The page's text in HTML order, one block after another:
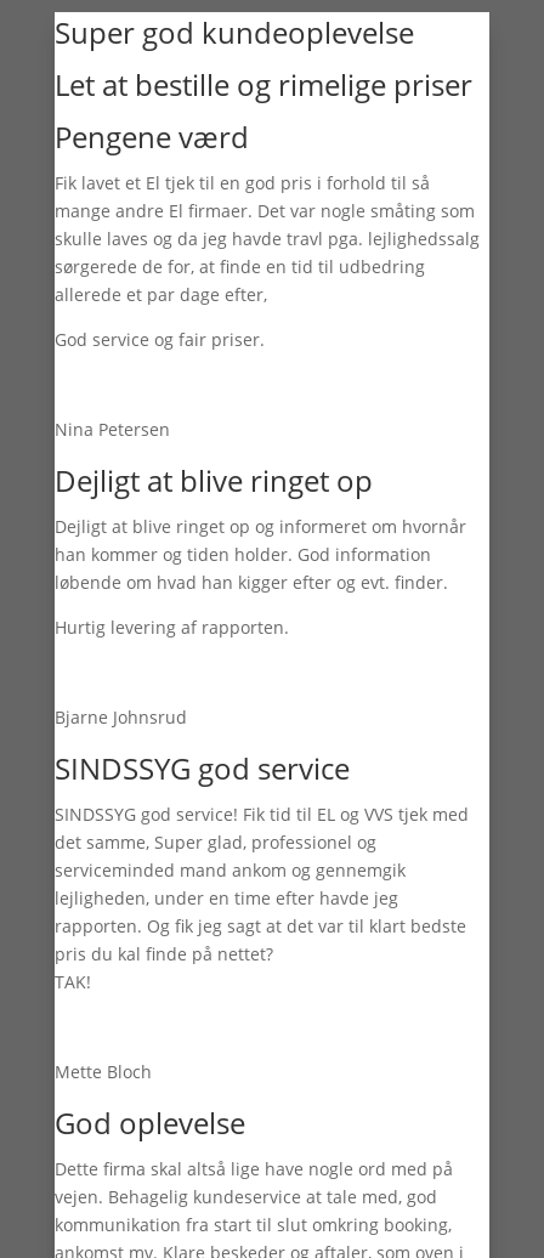
Super god kundeoplevelse
Let at bestille og rimelige priser
Pengene værd
Fik lavet et El tjek til en god pris i forhold til så
mange andre El firmaer. Det var nogle småting som
skulle laves og da jeg havde travl pga. lejlighedssalg
sørgerede de for, at finde en tid til udbedring
allerede et par dage efter,
God service og fair priser.
Nina Petersen
Dejligt at blive ringet op
Dejligt at blive ringet op og informeret om hvornår
han kommer og tiden holder. God information
løbende om hvad han kigger efter og evt. finder.
Hurtig levering af rapporten.
Bjarne Johnsrud
SINDSSYG god service
SINDSSYG god service! Fik tid til EL og VVS tjek med
det samme, Super glad, professionel og
serviceminded mand ankom og gennemgik
lejligheden, under en time efter havde jeg
rapporten. Og fik jeg sagt at det var til klart bedste
pris du kal finde på nettet?
TAK!
Mette Bloch
God oplevelse
Dette firma skal altså lige have nogle ord med på
vejen. Behagelig kundeservice at tale med, god
kommunikation fra start til slut omkring booking,
ankomst mv. Klare beskeder og aftaler, som oven i